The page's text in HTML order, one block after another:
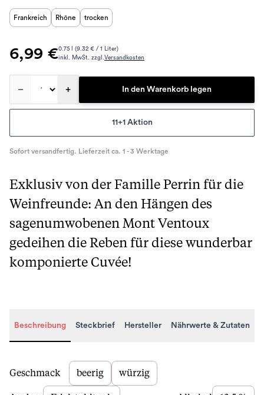
Frankreich Rhône trocken
6,99 €0.75 l (9.32 € / 1 Liter)
inkl. MwSt. zzgl.Versandkosten
– + In den Warenkorb legen
11+1 Aktion
Sofort versandfertig. Lieferzeit ca. 1 - 3 Werktage
Exklusiv von der Famille Perrin für die
Weinfreunde: An den Hängen des
sagenumwobenen Mont Ventoux
gedeihen die Reben für diese wunderbar
komponierte Cuvée!
Beschreibung Steckbrief Hersteller Nährwerte & Zutaten
Beschreibung
Geschmack beerig würzig